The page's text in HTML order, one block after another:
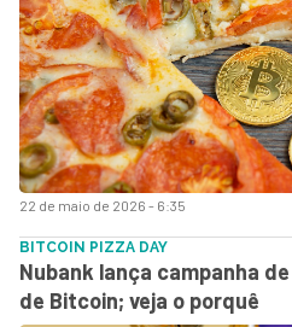
22 de maio de 2026 - 6:35
BITCOIN PIZZA DAY
Nubank lança campanha
de Bitcoin; veja o porquê